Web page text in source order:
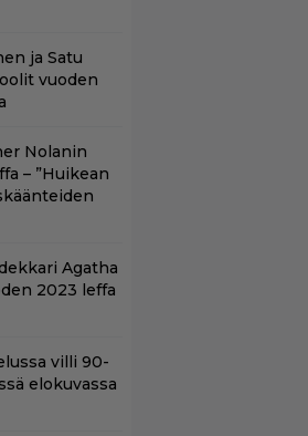
ja Satu
vuoden
Nolanin
– ”Huikean
Agatha
2023 leffa
villi 90-
elokuvassa